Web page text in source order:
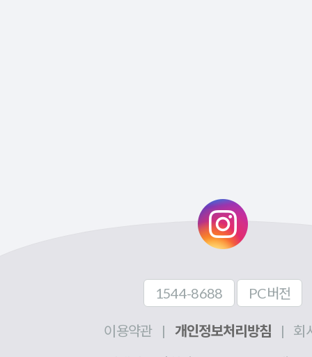
1544-8688 PC버전
이용약관 | 개인정보처리방침 |
회